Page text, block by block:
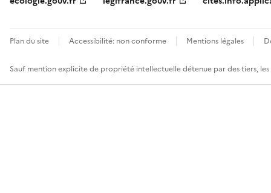
Plan du site Accessibilité: non conforme Mentions légales
Sauf mention explicite de propriété intellectuelle détenue par des tiers,